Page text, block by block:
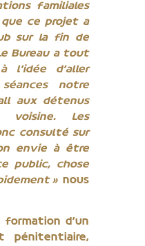
familiales
que ce projet a
sur la fin de
Bureau a tout
l’idée d’aller
notre
aux détenus
voisine. Les
consulté sur
envie à être
public, chose
» nous
formation d’un
pénitentiaire,